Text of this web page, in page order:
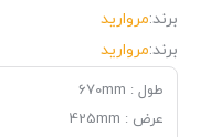
برند:مروارید
برند:مروارید
طول : 670mm
عرض : 425mm